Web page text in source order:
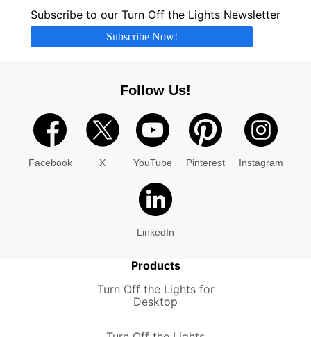
Subscribe to our Turn Off the Lights Newsletter
Subscribe Now!
Follow Us!
Facebook X YouTube Pinterest Instagram
LinkedIn
Products
Turn Off the Lights for
Desktop